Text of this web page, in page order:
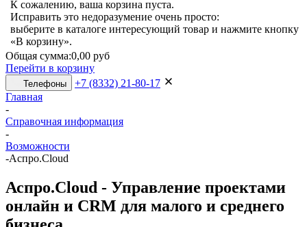
К сожалению, ваша корзина пуста.
Исправить это недоразумение очень просто:
выберите в каталоге интересующий товар и нажмите кнопку
«В корзину».
Общая сумма:0,00 руб
Перейти в корзину
Телефоны
+7 (8332) 21-80-17
Главная
-
Справочная информация
-
Возможности
-Аспро.Cloud
Аспро.Cloud - Управление проектами
онлайн и CRM для малого и среднего